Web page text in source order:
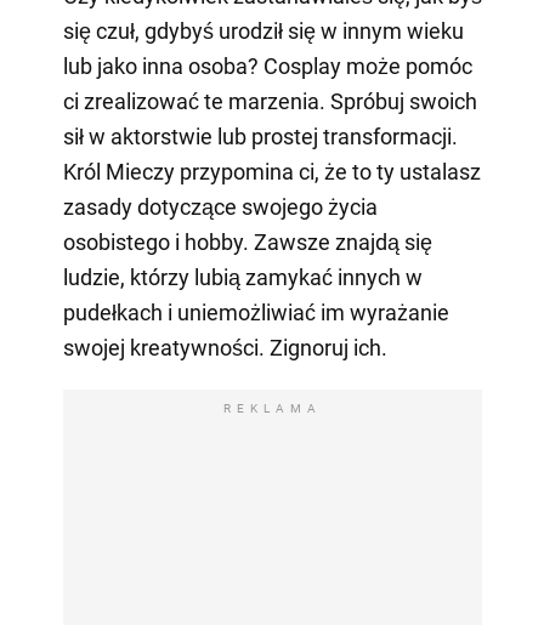
się czuł, gdybyś urodził się w innym wieku
lub jako inna osoba? Cosplay może pomóc
ci zrealizować te marzenia. Spróbuj swoich
sił w aktorstwie lub prostej transformacji.
Król Mieczy przypomina ci, że to ty ustalasz
zasady dotyczące swojego życia
osobistego i hobby. Zawsze znajdą się
ludzie, którzy lubią zamykać innych w
pudełkach i uniemożliwiać im wyrażanie
swojej kreatywności. Zignoruj ich.
REKLAMA